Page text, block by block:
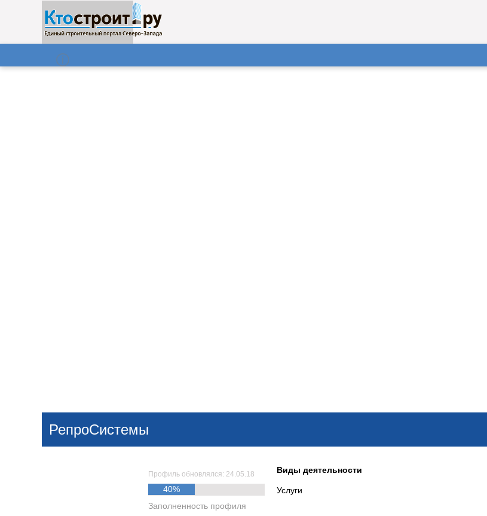
Поиск
НОВОСТИ
РепроСистемы
Профиль обновлялся: 24.05.18
40%
Заполненность профиля
Виды деятельности
Услуги